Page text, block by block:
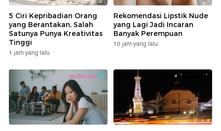
5 Ciri Kepribadian Orang
yang Berantakan, Salah
Satunya Punya Kreativitas
Tinggi
1 jam yang lalu
Rekomendasi Lipstik Nude
yang Lagi Jadi Incaran
Banyak Perempuan
10 jam yang lalu